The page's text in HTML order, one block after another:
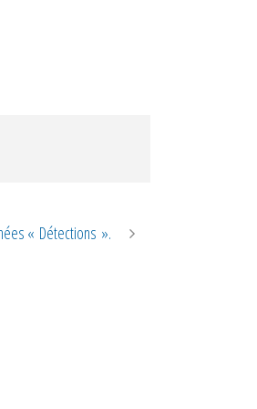
« Détections ».